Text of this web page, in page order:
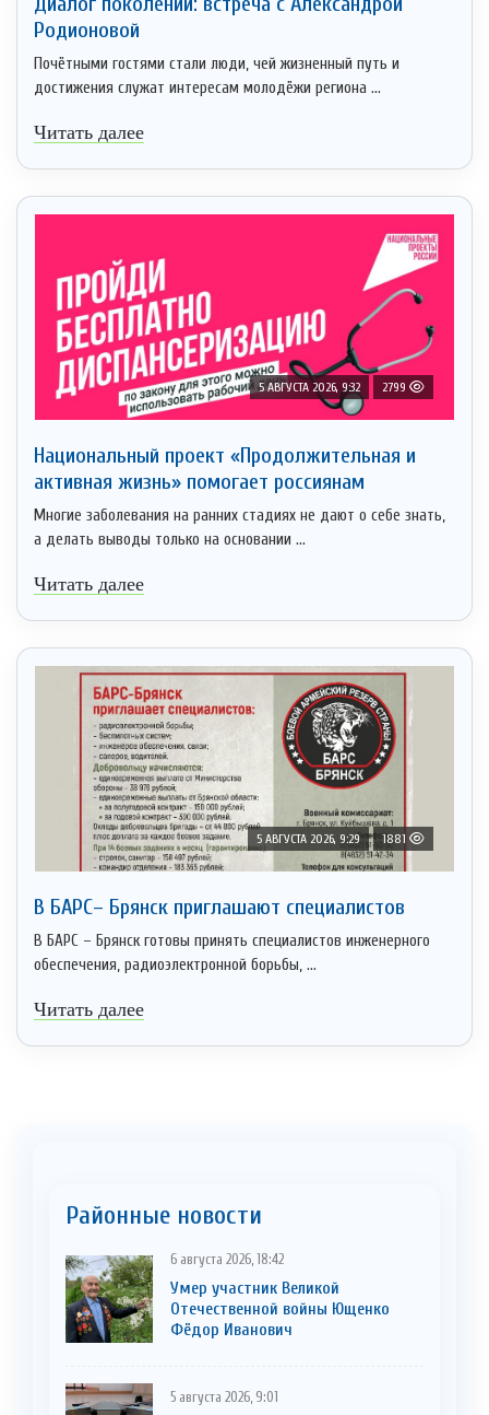
Родионовой
Почётными гостями стали люди, чей жизненный путь и
достижения служат интересам молодёжи региона ...
Читать далее
5 АВГУСТА 2026, 9:32 2799
Национальный проект «Продолжительная и
активная жизнь» помогает россиянам
Многие заболевания на ранних стадиях не дают о себе знать,
а делать выводы только на основании ...
Читать далее
5 АВГУСТА 2026, 9:29 1881
В БАРС– Брянcк приглaшают cпециaлистoв
В БАРС – Брянск готовы принять специалистов инженерного
обеспечения, радиоэлектронной борьбы, ...
Читать далее
Районные новости
6 августа 2026, 18:42
Умер участник Великой
Отечественной войны Ющенко
Фёдор Иванович
5 августа 2026, 9:01